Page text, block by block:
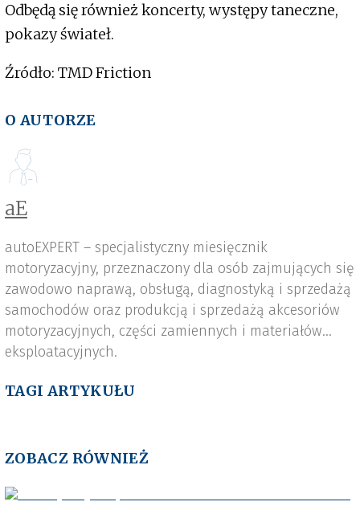
Odbędą się również koncerty, występy taneczne,
pokazy świateł.
Źródło: TMD Friction
O AUTORZE
aE
autoEXPERT – specjalistyczny miesięcznik
motoryzacyjny, przeznaczony dla osób zajmujących się
zawodowo naprawą, obsługą, diagnostyką i sprzedażą
samochodów oraz produkcją i sprzedażą akcesoriów
motoryzacyjnych, części zamiennych i materiałów
eksploatacyjnych.
TAGI ARTYKUŁU
ZOBACZ RÓWNIEŻ